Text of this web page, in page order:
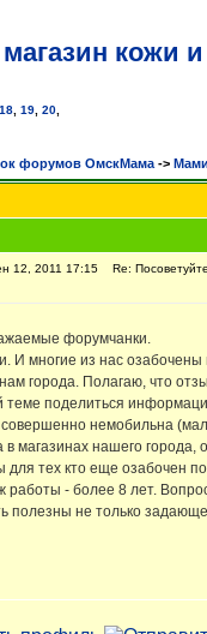
кожи
18 19 20
форумов ОмскМама ->
12, 2011 17:15 Re:
форумчанки.
И многие из нас
города. Полагаю, что
теме поделиться
совершенно немобильна
в магазинах нашего
для тех кто еще озабочен
работы - более 8 лет.
полезны не только